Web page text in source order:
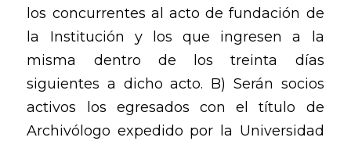
los concurrentes al acto de fundación de
la Institución y los que ingresen a la
misma dentro de los treinta días
siguientes a dicho acto. B) Serán socios
activos los egresados con el título de
Archivólogo expedido por la Universidad